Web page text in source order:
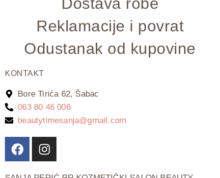
Dostava robe
Reklamacije i povrat
Odustanak od kupovine
KONTAKT
Bore Tirića 62, Šabac
063 80 46 006
beautytimesanja@gmail.com